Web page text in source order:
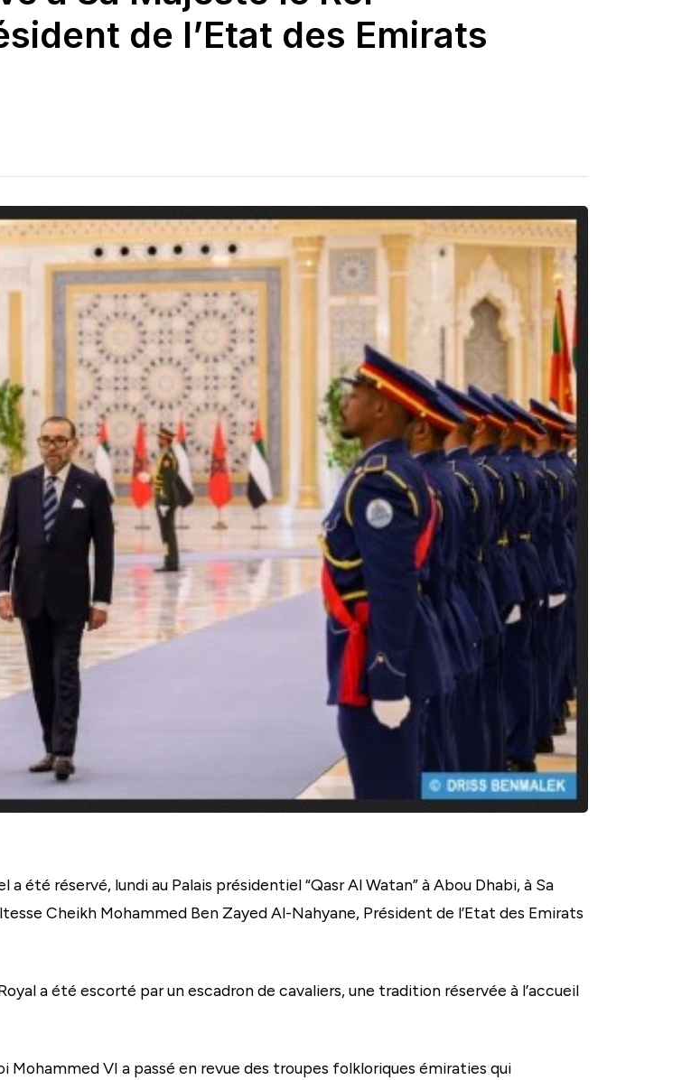
de l’Etat des Emirats
été réservé, lundi au Palais présidentiel “Qasr Al Watan” à Abou Dhabi, à Sa
Cheikh Mohammed Ben Zayed Al-Nahyane, Président de l’Etat des Emirats
a été escorté par un escadron de cavaliers, une tradition réservée à l’accueil
Mohammed VI a passé en revue des troupes folkloriques émiraties qui